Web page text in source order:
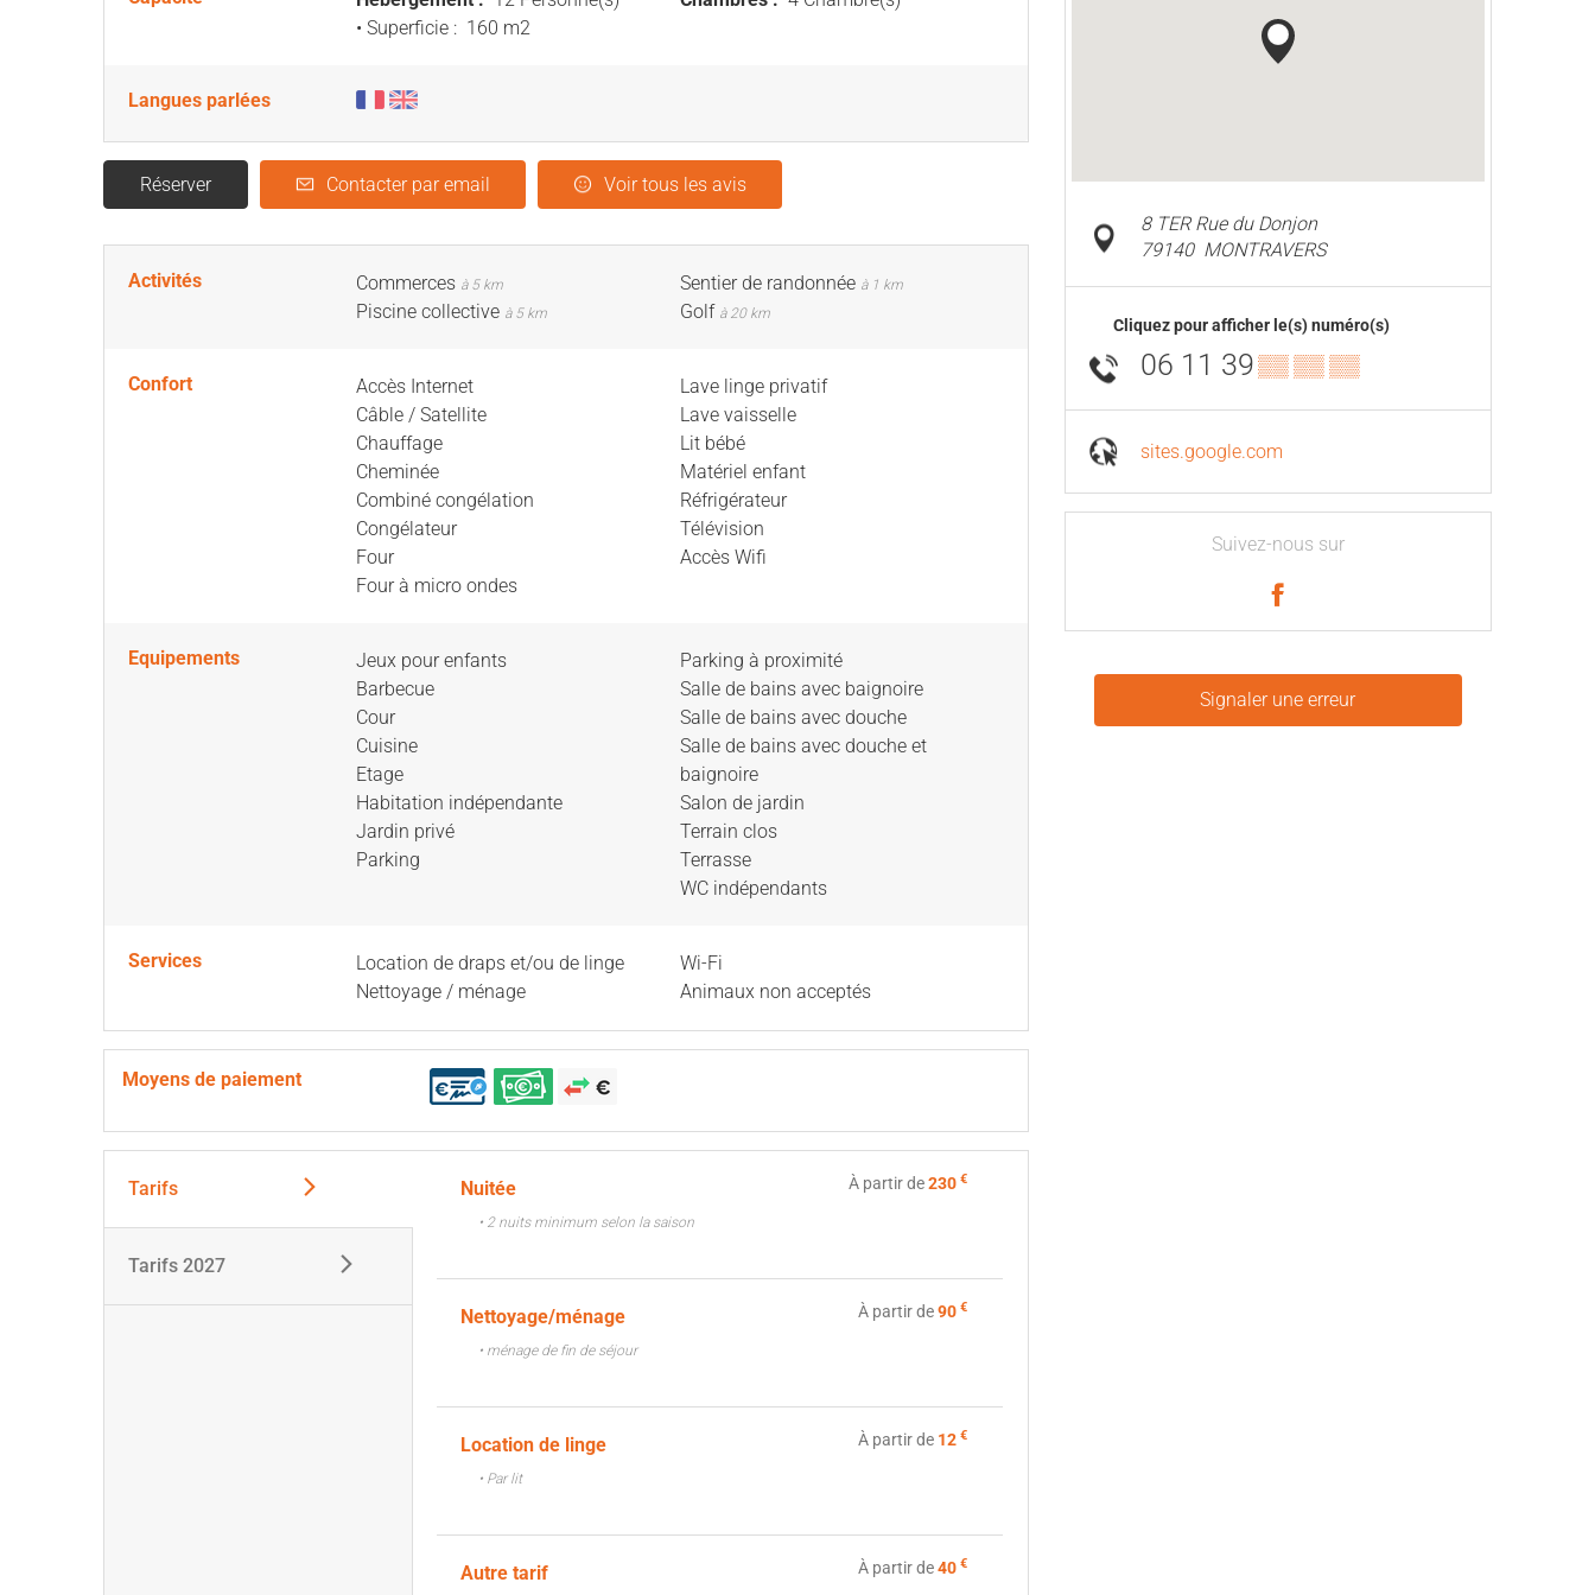
• Superficie : 160 m2
Langues parlées
Réserver Contacter par email Voir tous les avis
Activités Commerces à 5 km
Piscine collective à 5 km
Sentier de randonnée à 1 km
Golf à 20 km
Confort
Accès Internet
Câble / Satellite
Chauffage
Cheminée
Combiné congélation
Congélateur
Four
Four à micro ondes
Lave linge privatif
Lave vaisselle
Lit bébé
Matériel enfant
Réfrigérateur
Télévision
Accès Wifi
Equipements
Jeux pour enfants
Barbecue
Cour
Cuisine
Etage
Habitation indépendante
Jardin privé
Parking
Parking à proximité
Salle de bains avec baignoire
Salle de bains avec douche
Salle de bains avec douche et
baignoire
Salon de jardin
Terrain clos
Terrasse
WC indépendants
Services
Location de draps et/ou de linge
Nettoyage / ménage
Wi-Fi
Animaux non acceptés
Moyens de paiement
Tarifs
Tarifs 2027
Nuitée À partir de230 €
• 2 nuits minimum selon la saison
Nettoyage/ménage À partir de90 €
• ménage de fin de séjour
Location de linge À partir de 12 €
• Par lit
Autre tarif À partir de40 €
8 TER Rue du Donjon
79140 MONTRAVERS
Cliquez pour afficher le(s) numéro(s)
06 11 39▒▒ ▒▒ ▒▒
sites.google.com
Suivez-nous sur
Signaler une erreur